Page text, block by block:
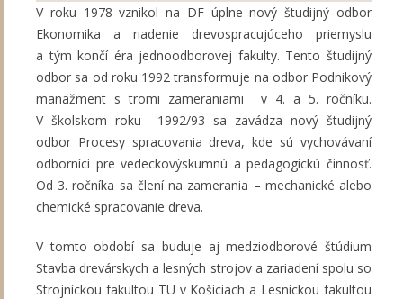
V roku 1978 vznikol na DF úplne nový študijný odbor
Ekonomika a riadenie drevospracujúceho priemyslu
a tým končí éra jednoodborovej fakulty. Tento študijný
odbor sa od roku 1992 transformuje na odbor Podnikový
manažment s tromi zameraniami v 4. a 5. ročníku.
V školskom roku 1992/93 sa zavádza nový študijný
odbor Procesy spracovania dreva, kde sú vychovávaní
odborníci pre vedeckovýskumnú a pedagogickú činnosť.
Od 3. ročníka sa člení na zamerania – mechanické alebo
chemické spracovanie dreva.
V tomto období sa buduje aj medziodborové štúdium
Stavba drevárskych a lesných strojov a zariadení spolu so
Strojníckou fakultou TU v Košiciach a Lesníckou fakultou